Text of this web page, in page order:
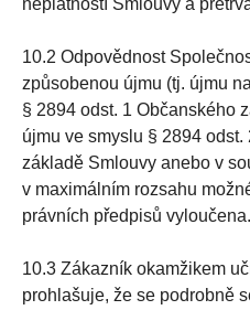
neplatností Smlouvy a
10.2 Odpovědnost
způsobenou újmu (tj. újmu
§ 2894 odst. 1 Občanského
újmu ve smyslu § 2894
základě Smlouvy anebo v
v maximálním rozsahu
právních předpisů vyloučena.
10.3 Zákazník okamžikem
prohlašuje, že se podrobně